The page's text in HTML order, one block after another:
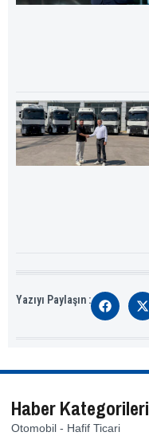
Yazıyı Paylaşın :
Haber Kategorileri
Otomobil - Hafif Ticari